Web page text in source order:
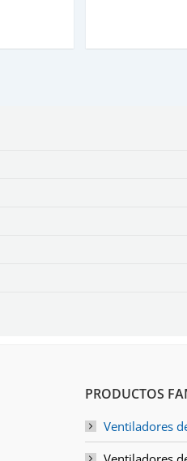
PRODUCTOS
Ventiladores